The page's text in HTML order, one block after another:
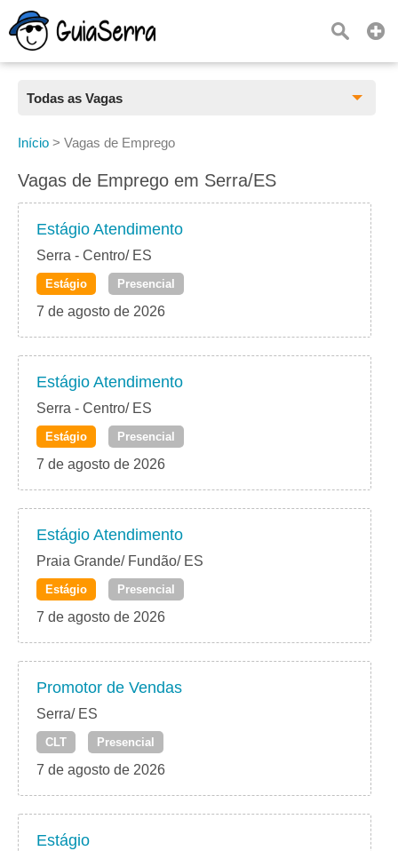
Todas as Vagas
Todas as Vagas
CLT
Freelancer
PJ
Início > Vagas de Emprego
Vagas de Emprego em Serra/ES
Estágio Atendimento
Serra - Centro/ ES
Estágio Presencial
7 de agosto de 2026
Estágio Atendimento
Serra - Centro/ ES
Estágio Presencial
7 de agosto de 2026
Estágio Atendimento
Praia Grande/ Fundão/ ES
Estágio Presencial
7 de agosto de 2026
Promotor de Vendas
Serra/ ES
CLT Presencial
7 de agosto de 2026
Estágio